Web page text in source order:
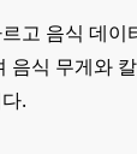
고 음식 데이
음식 무게와
.